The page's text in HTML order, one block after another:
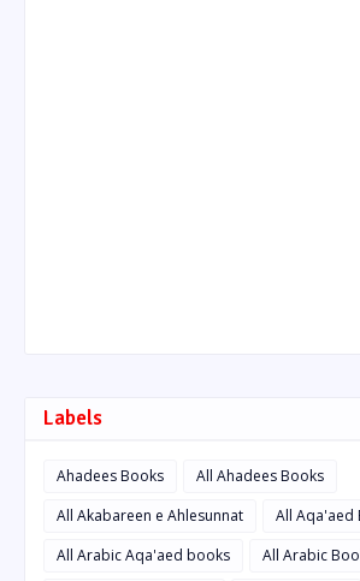
Labels
Ahadees Books
All Ahadees Books
All Akabareen e Ahlesunnat
All Aqa'aed
All Arabic Aqa'aed books
All Arabic